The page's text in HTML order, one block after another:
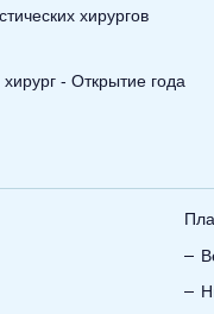
хирургов
- Открытие года